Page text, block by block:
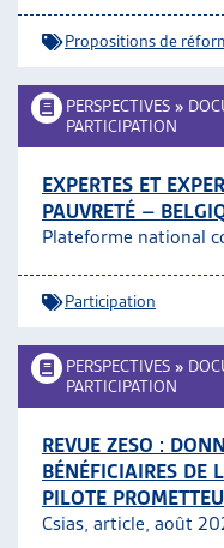
Propositions de
PERSPECTIVES »
PARTICIPATION
EXPERTES ET
PAUVRETÉ –
Plateforme national
Participation
PERSPECTIVES »
PARTICIPATION
REVUE ZESO :
BÉNÉFICIAIRES DE
PILOTE
Csias, article, août